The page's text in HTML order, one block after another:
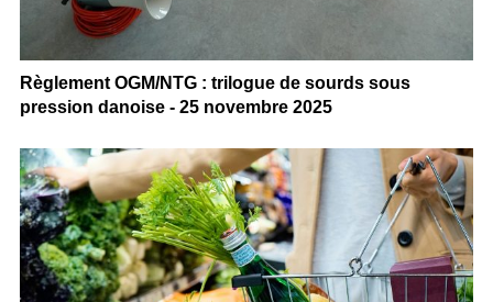
Règlement OGM/NTG : trilogue de sourds sous
pression danoise - 25 novembre 2025